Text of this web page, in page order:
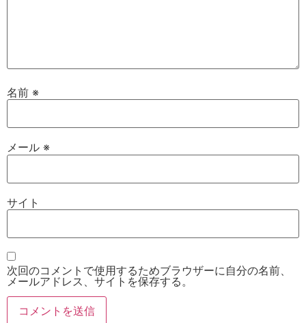
名前 ※
メール ※
サイト
次回のコメントで使用するためブラウザーに自分の名前、
メールアドレス、サイトを保存する。